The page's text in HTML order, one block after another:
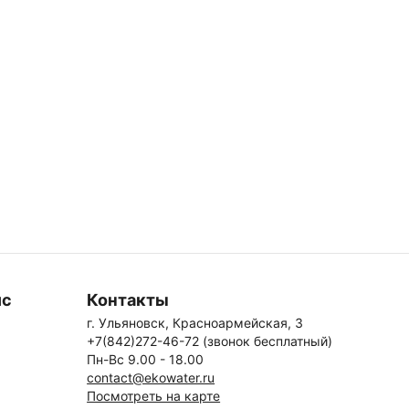
Контакты
г. Ульяновск, Красноармейская, 3
+7(842)272-46-72 (звонок бесплатный)
Пн-Вс 9.00 - 18.00
contact@ekowater.ru
Посмотреть на карте